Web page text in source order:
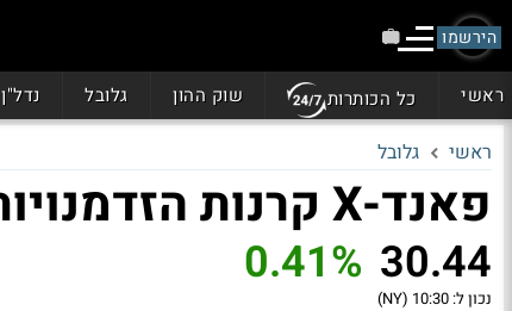
הירשמו
ראשי כל הכותרות שוק ההון גלובל נדל"ן
ראשי גלובל
פאנד-X קרנות הזדמנויות (FFOX)
30.44
0.41%
נכון ל: 10:30 (NY)